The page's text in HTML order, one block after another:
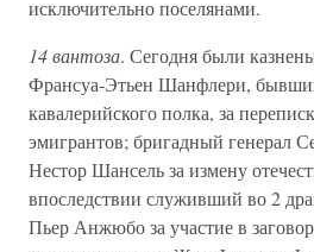
исключительно поселянами.
14 вантоза. Сегодня были
Франсуа-Этьен Шанфлери,
кавалерийского полка, за
эмигрантов; бригадный генерал
Нестор Шансель за измену
впоследствии служивший во 2
Пьер Анжюбо за участие в